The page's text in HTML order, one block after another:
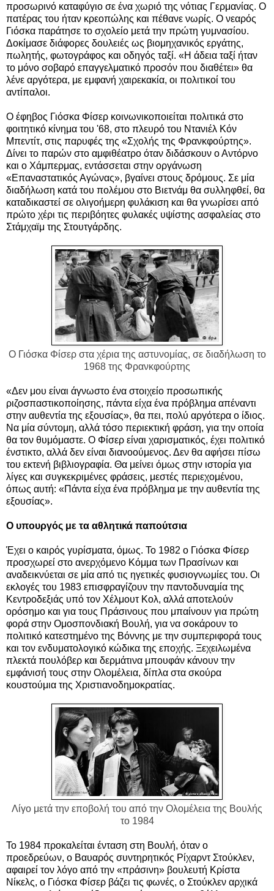
προσωρινό καταφύγιο σε ένα χωριό της νότιας Γερμανίας. Ο
πατέρας του ήταν κρεοπώλης και πέθανε νωρίς. Ο νεαρός
Γιόσκα παράτησε το σχολείο μετά την πρώτη γυμνασίου.
Δοκίμασε διάφορες δουλειές ως βιομηχανικός εργάτης,
πωλητής, φωτογράφος και οδηγός ταξί. «Η άδεια ταξί ήταν
το μόνο σοβαρό επαγγελματικό προσόν που διαθέτει» θα
λένε αργότερα, με εμφανή χαιρεκακία, οι πολιτικοί του
αντίπαλοι.
Ο έφηβος Γιόσκα Φίσερ κοινωνικοποιείται πολιτικά στο
φοιτητικό κίνημα του '68, στο πλευρό του Ντανιέλ Κόν
Μπεντίτ, στις παρυφές της «Σχολής της Φρανκφούρτης».
Δίνει το παρών στο αμφιθέατρο όταν διδάσκουν ο Αντόρνο
και ο Χάμπερμας, εντάσσεται στην οργάνωση
«Επαναστατικός Αγώνας», βγαίνει στους δρόμους. Σε μία
διαδήλωση κατά του πολέμου στο Βιετνάμ θα συλληφθεί, θα
καταδικαστεί σε ολιγοήμερη φυλάκιση και θα γνωρίσει από
πρώτο χέρι τις περιβόητες φυλακές υψίστης ασφαλείας στο
Στάμχαϊμ της Στουτγάρδης.
Ο Γιόσκα Φίσερ στα χέρια της αστυνομίας, σε διαδήλωση το
1968 της Φρανκφούρτης
«Δεν μου είναι άγνωστο ένα στοιχείο προσωπικής
ριζοσπαστικοποίησης, πάντα είχα ένα πρόβλημα απέναντι
στην αυθεντία της εξουσίας», θα πει, πολύ αργότερα ο ίδιος.
Να μία σύντομη, αλλά τόσο περιεκτική φράση, για την οποία
θα τον θυμόμαστε. Ο Φίσερ είναι χαρισματικός, έχει πολιτικό
ένστικτο, αλλά δεν είναι διανοούμενος. Δεν θα αφήσει πίσω
του εκτενή βιβλιογραφία. Θα μείνει όμως στην ιστορία για
λίγες και συγκεκριμένες φράσεις, μεστές περιεχομένου,
όπως αυτή: «Πάντα είχα ένα πρόβλημα με την αυθεντία της
εξουσίας».
Ο υπουργός με τα αθλητικά παπούτσια
Έχει ο καιρός γυρίσματα, όμως. Το 1982 ο Γιόσκα Φίσερ
προσχωρεί στο ανερχόμενο Κόμμα των Πρασίνων και
αναδεικνύεται σε μία από τις ηγετικές φυσιογνωμίες του. Οι
εκλογές του 1983 επισφραγίζουν την παντοδυναμία της
Κεντροδεξιάς υπό τον Χέλμουτ Κολ, αλλά αποτελούν
ορόσημο και για τους Πράσινους που μπαίνουν για πρώτη
φορά στην Ομοσπονδιακή Βουλή, για να σοκάρουν το
πολιτικό κατεστημένο της Βόννης με την συμπεριφορά τους
και τον ενδυματολογικό κώδικα της εποχής. Ξεχειλωμένα
πλεκτά πουλόβερ και δερμάτινα μπουφάν κάνουν την
εμφάνισή τους στην Ολομέλεια, δίπλα στα σκούρα
κουστούμια της Χριστιανοδημοκρατίας.
Λίγο μετά την εποβολή του από την Ολομέλεια της Βουλής
το 1984
Το 1984 προκαλείται ένταση στη Βουλή, όταν ο
προεδρεύων, ο Βαυαρός συντηρητικός Ρίχαρντ Στούκλεν,
αφαιρεί τον λόγο από την «πράσινη» βουλευτή Κρίστα
Νίκελς, ο Γιόσκα Φίσερ βάζει τις φωνές, ο Στούκλεν αρχικά